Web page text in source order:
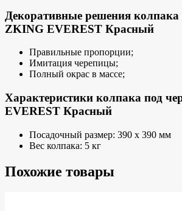
Декоративные решения колпака
ZKING EVEREST Красный
Правильные пропорции;
Имитация черепицы;
Полный окрас в массе;
Характеристики колпака под
EVEREST Красный
Посадочный размер: 390 х 390 мм
Вес колпака: 5 кг
Похожие товары